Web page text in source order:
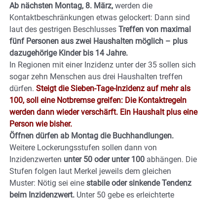
Ab nächsten Montag, 8. März, werden die
Kontaktbeschränkungen etwas gelockert: Dann sind
laut des gestrigen Beschlusses Treffen von maximal
fünf Personen aus zwei Haushalten möglich – plus
dazugehörige Kinder bis 14 Jahre.
In Regionen mit einer Inzidenz unter der 35 sollen sich
sogar zehn Menschen aus drei Haushalten treffen
dürfen. Steigt die Sieben-Tage-Inzidenz auf mehr als
100, soll eine Notbremse greifen: Die Kontaktregeln
werden dann wieder verschärft. Ein Haushalt plus eine
Person wie bisher.
Öffnen dürfen ab Montag die Buchhandlungen.
Weitere Lockerungsstufen sollen dann von
Inzidenzwerten unter 50 oder unter 100 abhängen. Die
Stufen folgen laut Merkel jeweils dem gleichen
Muster: Nötig sei eine stabile oder sinkende Tendenz
beim Inzidenzwert. Unter 50 gebe es erleichterte